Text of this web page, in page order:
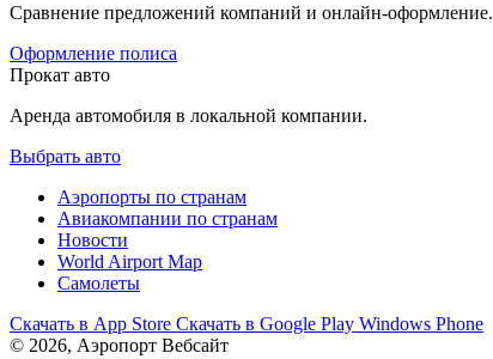
Сравнение предложений компаний и онлайн-оформление.
Оформление полиса
Прокат авто
Аренда автомобиля в локальной компании.
Выбрать авто
Аэропорты по странам
Авиакомпании по странам
Новости
World Airport Map
Самолеты
Скачать в App Store Скачать в Google Play Windows Phone
© 2026, Аэропорт Вебсайт